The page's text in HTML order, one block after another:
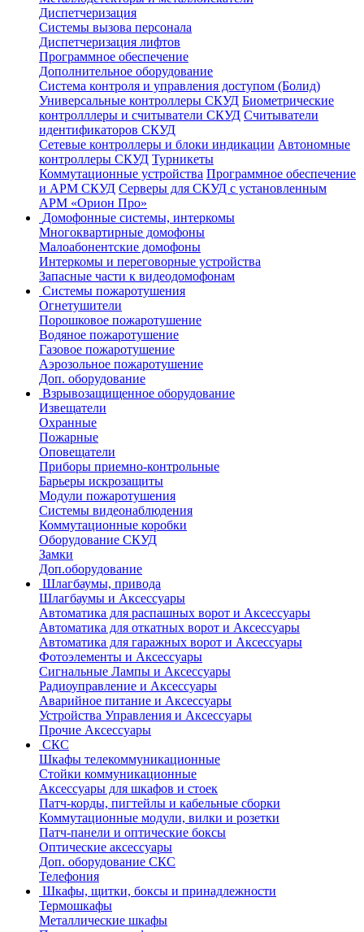
Диспетчеризация
Системы вызова персонала
Диспетчеризация лифтов
Программное обеспечение
Дополнительное оборудование
Система контроля и управления доступом (Болид)
Универсальные контроллеры СКУД Биометрические
контролллеры и считыватели СКУД Считыватели
идентификаторов СКУД
Сетевые контроллеры и блоки индикации Автономные
контроллеры СКУД Турникеты
Коммутационные устройства Программное обеспечение
и АРМ СКУД Серверы для СКУД с установленным
АРМ «Орион Про»
Домофонные системы, интеркомы
Многоквартирные домофоны
Малоабонентские домофоны
Интеркомы и переговорные устройства
Запасные части к видеодомофонам
Системы пожаротушения
Огнетушители
Порошковое пожаротушение
Водяное пожаротушение
Газовое пожаротушение
Аэрозольное пожаротушение
Доп. оборудование
Взрывозащищенное оборудование
Извещатели
Охранные
Пожарные
Оповещатели
Приборы приемно-контрольные
Барьеры искрозащиты
Модули пожаротушения
Системы видеонаблюдения
Коммутационные коробки
Оборудование СКУД
Замки
Доп.оборудование
Шлагбаумы, привода
Шлагбаумы и Аксессуары
Автоматика для распашных ворот и Аксессуары
Автоматика для откатных ворот и Аксессуары
Автоматика для гаражных ворот и Аксессуары
Фотоэлементы и Аксессуары
Сигнальные Лампы и Аксессуары
Радиоуправление и Аксессуары
Аварийное питание и Аксессуары
Устройства Управления и Аксессуары
Прочие Аксессуары
СКС
Шкафы телекоммуникационные
Стойки коммуникационные
Аксессуары для шкафов и стоек
Патч-корды, пигтейлы и кабельные сборки
Коммутационные модули, вилки и розетки
Патч-панели и оптические боксы
Оптические аксессуары
Доп. оборудование СКС
Телефония
Шкафы, щитки, боксы и принадлежности
Термошкафы
Металлические шкафы